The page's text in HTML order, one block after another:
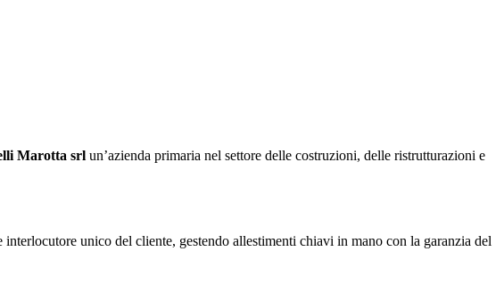
Marotta srl un’azienda primaria nel settore delle costruzioni, delle ristrutturazioni e
unico del cliente, gestendo allestimenti chiavi in mano con la garanzia del